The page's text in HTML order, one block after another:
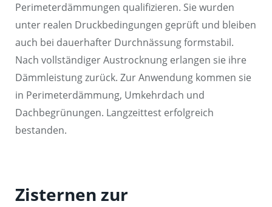
Perimeterdämmungen qualifizieren. Sie wurden
unter realen Druckbedingungen geprüft und bleiben
auch bei dauerhafter Durchnässung formstabil.
Nach vollständiger Austrocknung erlangen sie ihre
Dämmleistung zurück. Zur Anwendung kommen sie
in Perimeterdämmung, Umkehrdach und
Dachbegrünungen. Langzeittest erfolgreich
bestanden.
Zisternen zur